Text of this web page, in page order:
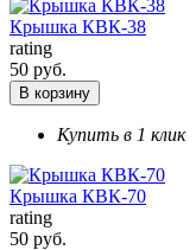
Крышка КВК-38
rating
50 руб.
В корзину
Купить в 1 клик
Крышка КВК-70
rating
50 руб.